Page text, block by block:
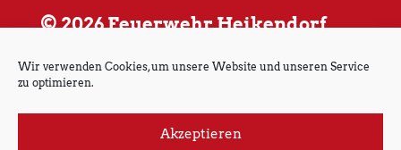
Wir verwenden Cookies, um unsere Website und unseren Service
zu optimieren.
Akzeptieren
© 2026 Feuerwehr Heikendorf
Impressum Datenschutz